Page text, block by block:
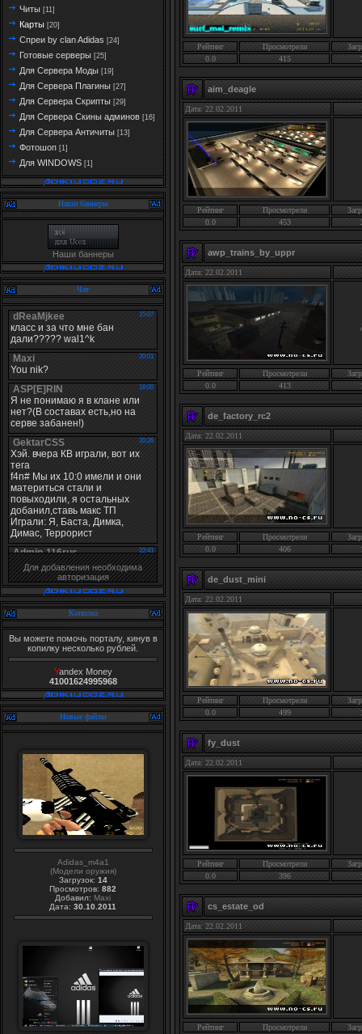
Читы [11]
Карты [20]
Спреи by clan Adidas [24]
Готовые серверы [25]
Для Сервера Моды [19]
Для Сервера Плагины [27]
Для Сервера Скрипты [29]
Для Сервера Скины админов [16]
Для Сервера Античиты [13]
Фотошоп [1]
Для WINDOWS [1]
Наши баннеры
Наши баннеры
Чат
Для добавления необходима
авторизация
Копилка
Вы можете помочь порталу, кинув в
копилку несколько рублей.
Yandex Money
41001624995968
Новые файлы
Adidas_m4a1
(Модели оружия)
Загрузок: 14
Просмотров: 882
Добавил: Maxi
Дата: 30.10.2011
Рейтинг Просмотрели
0.0
415
aim_deagle
Дата: 22.02.2011
Рейтинг Просмотрели
0.0
453
awp_trains_by_uppr
Дата: 22.02.2011
Рейтинг Просмотрели
0.0
413
de_factory_rc2
Дата: 22.02.2011
Рейтинг Просмотрели
0.0
406
de_dust_mini
Дата: 22.02.2011
Рейтинг Просмотрели
0.0
499
fy_dust
Дата: 22.02.2011
Рейтинг Просмотрели
0.0
396
cs_estate_od
Дата: 22.02.2011
Рейтинг Просмотрели